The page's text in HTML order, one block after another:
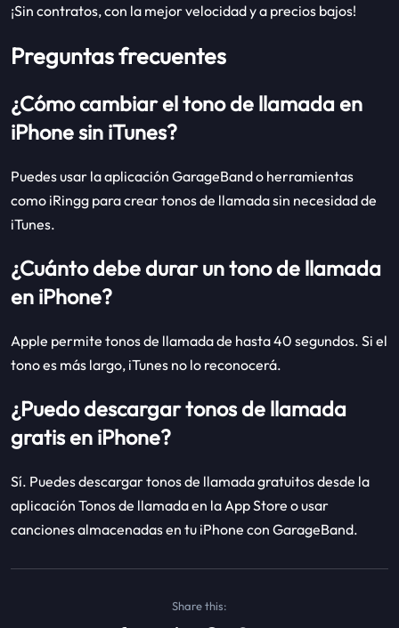
¡Sin contratos, con la mejor velocidad y a precios bajos!
Preguntas frecuentes
¿Cómo cambiar el tono de llamada en
iPhone sin iTunes?
Puedes usar la aplicación GarageBand o herramientas
como iRingg para crear tonos de llamada sin necesidad de
iTunes.
¿Cuánto debe durar un tono de llamada
en iPhone?
Apple permite tonos de llamada de hasta 40 segundos. Si el
tono es más largo, iTunes no lo reconocerá.
¿Puedo descargar tonos de llamada
gratis en iPhone?
Sí. Puedes descargar tonos de llamada gratuitos desde la
aplicación Tonos de llamada en la App Store o usar
canciones almacenadas en tu iPhone con GarageBand.
Share this: